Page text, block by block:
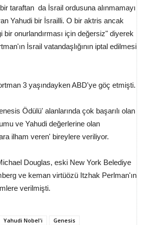
taraftan da İsrail ordusuna alınmamayı
Yahudi bir İsrailli. O bir aktris ancak
bir onurlandırması için değersiz" diyerek
İsrail vatandaşlığının iptal edilmesi
3 yaşındayken ABD'ye göç etmişti.
Ödülü' alanlarında çok başarılı olan
ve Yahudi değerlerine olan
ilham veren' bireylere veriliyor.
Douglas, eski New York Belediye
ve keman virtüözü Itzhak Perlman'ın
verilmişti.
Yahudi Nobel'i Genesis